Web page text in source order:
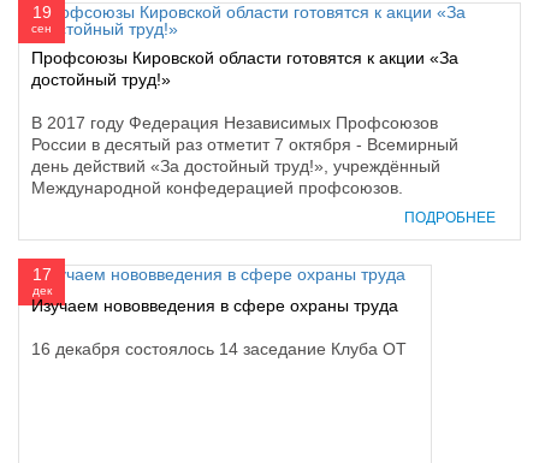
19
сен
Профсоюзы Кировской области готовятся к акции «За
достойный труд!»
В 2017 году Федерация Независимых Профсоюзов
России в десятый раз отметит 7 октября - Всемирный
день действий «За достойный труд!», учреждённый
Международной конфедерацией профсоюзов.
ПОДРОБНЕЕ
17
дек
Изучаем нововведения в сфере охраны труда
16 декабря состоялось 14 заседание Клуба ОТ